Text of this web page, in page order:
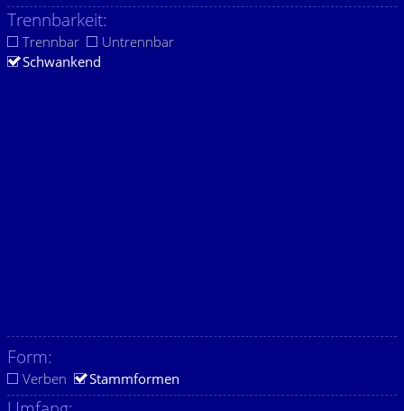
Trennbarkeit:
Trennbar
Untrennbar
Schwankend
Form:
Verben Stammformen